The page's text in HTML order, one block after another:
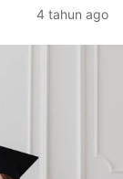
4 tahun ago